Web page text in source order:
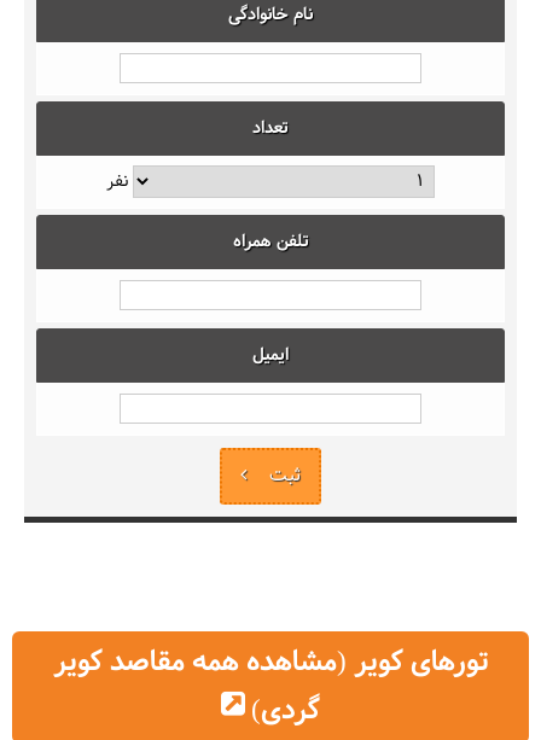
نام خانوادگی
تعداد
نفر
تلفن همراه
ایمیل
ثبت
تورهای کویر (مشاهده همه مقاصد کویر
گردی)